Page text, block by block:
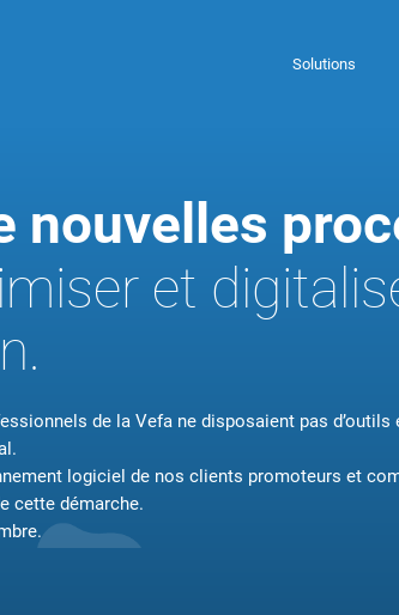
Solutions
Libérez-vous des tâches chronophages et
en efficacité.
FONCTIONNALITÉS DÉDIÉES
nouvelles
et
de la Vefa ne disposaient pas d’outils
logiciel de nos clients promoteurs et
cette démarche.